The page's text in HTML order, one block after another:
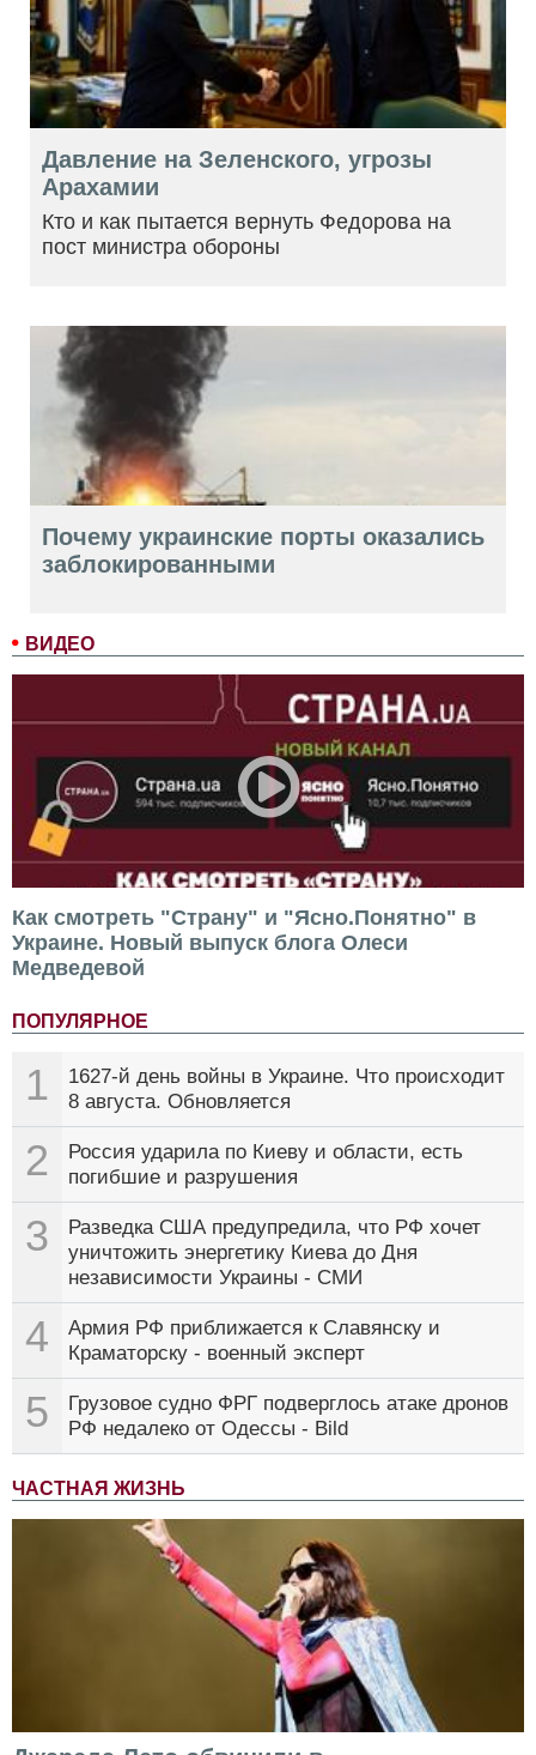
ВИДЕО
Как смотреть "Страну" и "Ясно.Понятно" в
Украине. Новый выпуск блога Олеси
Медведевой
ПОПУЛЯРНОЕ
1
1627-й день войны в Украине. Что происходит
8 августа. Обновляется
2
Россия ударила по Киеву и области, есть
погибшие и разрушения
3
Разведка США предупредила, что РФ хочет
уничтожить энергетику Киева до Дня
независимости Украины - СМИ
4
Армия РФ приближается к Славянску и
Краматорску - военный эксперт
5
Грузовое судно ФРГ подверглось атаке дронов
РФ недалеко от Одессы - Bild
ЧАСТНАЯ ЖИЗНЬ
Давление на Зеленского, угрозы
Арахамии
Кто и как пытается вернуть Федорова на
пост министра обороны
Почему украинские порты оказались
заблокированными